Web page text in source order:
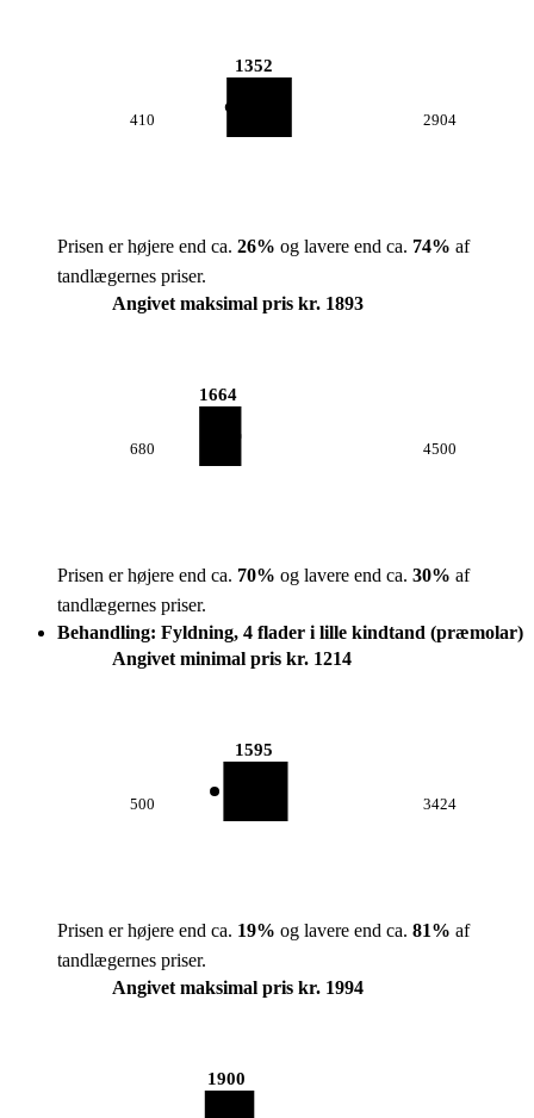
410
1352
2904
Prisen er højere end ca. 26% og lavere end ca. 74% af
tandlægernes priser.
Angivet maksimal pris kr. 1893
680
1664
4500
Prisen er højere end ca. 70% og lavere end ca. 30% af
tandlægernes priser.
Behandling: Fyldning, 4 flader i lille kindtand (præmolar)
Angivet minimal pris kr. 1214
500
1595
3424
Prisen er højere end ca. 19% og lavere end ca. 81% af
tandlægernes priser.
Angivet maksimal pris kr. 1994
1900